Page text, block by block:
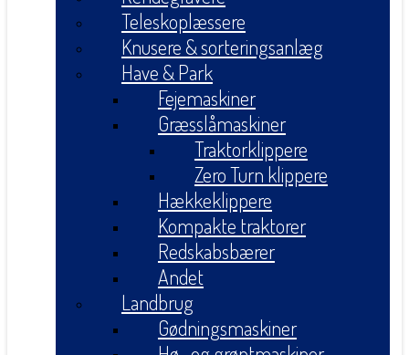
Teleskoplæssere
Knusere & sorteringsanlæg
Have & Park
Fejemaskiner
Græsslåmaskiner
Traktorklippere
Zero Turn klippere
Hækkeklippere
Kompakte traktorer
Redskabsbærer
Andet
Landbrug
Gødningsmaskiner